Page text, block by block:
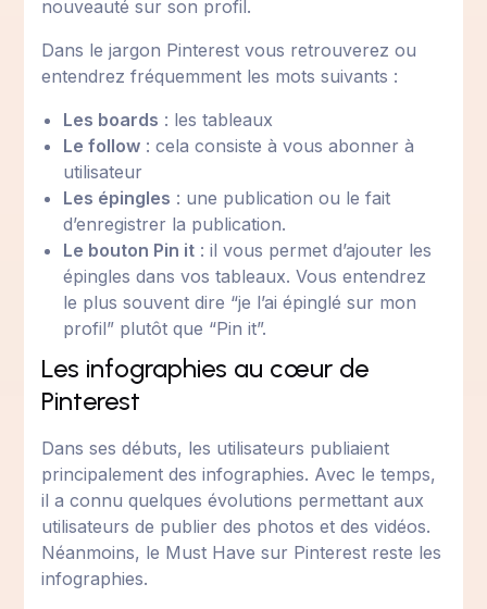
nouveauté sur son profil.
Dans le jargon Pinterest vous retrouverez ou
entendrez fréquemment les mots suivants :
Les boards : les tableaux
Le follow : cela consiste à vous abonner à
utilisateur
Les épingles : une publication ou le fait
d’enregistrer la publication.
Le bouton Pin it : il vous permet d’ajouter les
épingles dans vos tableaux. Vous entendrez
le plus souvent dire “je l’ai épinglé sur mon
profil” plutôt que “Pin it”.
Les infographies au cœur de
Pinterest
Dans ses débuts, les utilisateurs publiaient
principalement des infographies. Avec le temps,
il a connu quelques évolutions permettant aux
utilisateurs de publier des photos et des vidéos.
Néanmoins, le Must Have sur Pinterest reste les
infographies.